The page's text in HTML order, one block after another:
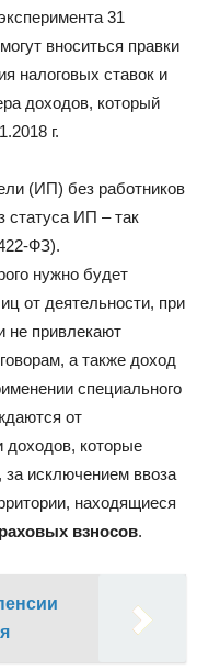
31
вноситься правки
налоговых ставок и
доходов, который
г.
(ИП) без работников
статуса ИП – так
ФЗ).
нужно будет
от деятельности, при
не привлекают
а также доход
специального
от
доходов, которые
, за исключением ввоза
находящиеся
взносов.